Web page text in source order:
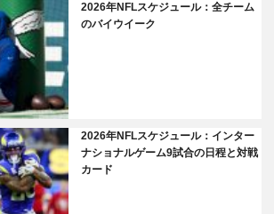
2026年NFLスケジュール：全チーム
のバイウイーク
2026年NFLスケジュール：インター
ナショナルゲーム9試合の日程と対戦
カード